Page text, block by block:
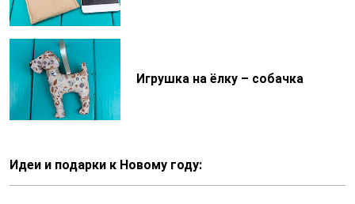
Идеи и подарки к Новому году:
Игрушка на ёлку – собачка